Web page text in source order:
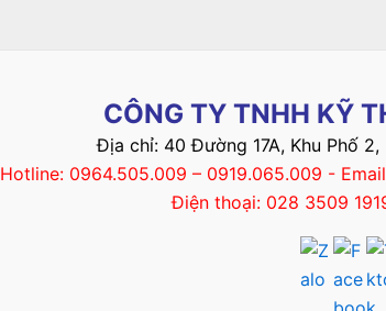
CÔNG TY TNHH KỸ
Địa chỉ: 40 Đường 17A, Khu Phố 2,
Hotline: 0964.505.009 – 0919.065.009 -
Điện thoại: 028 3509